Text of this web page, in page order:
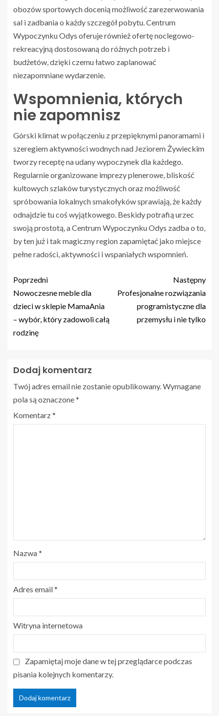
obozów sportowych docenią możliwość zarezerwowania
sal i zadbania o każdy szczegół pobytu. Centrum
Wypoczynku Odys oferuje również ofertę noclegowo-
rekreacyjną dostosowaną do różnych potrzeb i
budżetów, dzięki czemu łatwo zaplanować
niezapomniane wydarzenie.
Wspomnienia, których
nie zapomnisz
Górski klimat w połączeniu z przepięknymi panoramami i
szeregiem aktywności wodnych nad Jeziorem Żywieckim
tworzy receptę na udany wypoczynek dla każdego.
Regularnie organizowane imprezy plenerowe, bliskość
kultowych szlaków turystycznych oraz możliwość
spróbowania lokalnych smakołyków sprawiają, że każdy
odnajdzie tu coś wyjątkowego. Beskidy potrafią urzec
swoją prostotą, a Centrum Wypoczynku Odys zadba o to,
by ten już i tak magiczny region zapamiętać jako miejsce
pełne radości, aktywności i wspaniałych wspomnień.
Poprzedni
Nowoczesne meble dla
dzieci w sklepie MamaAnia
– wybór, który zadowoli całą
rodzinę
Następny
Profesjonalne rozwiązania
programistyczne dla
przemysłu i nie tylko
Dodaj komentarz
Twój adres email nie zostanie opublikowany. Wymagane
pola są oznaczone*
Komentarz*
Nazwa*
Adres email*
Witryna internetowa
Zapamiętaj moje dane w tej przeglądarce podczas
pisania kolejnych komentarzy.